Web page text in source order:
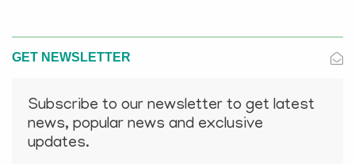
GET NEWSLETTER
Subscribe to our newsletter to get latest
news, popular news and exclusive
updates.